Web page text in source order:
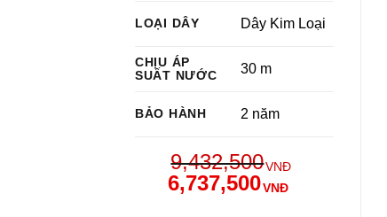
LOẠI DÂY Dây Kim Loại
CHỊU ÁP
SUẤT NƯỚC
30 m
BẢO HÀNH 2 năm
9,432,500VNĐ
6,737,500VNĐ